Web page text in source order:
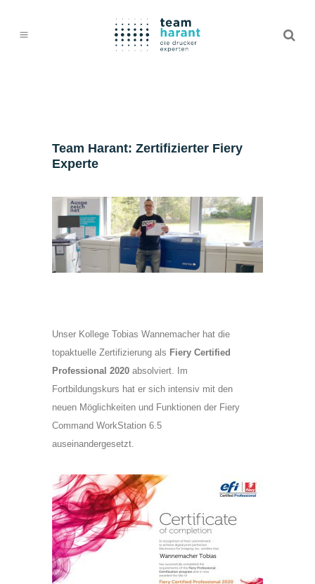
Team Harant: Zertifizierter Fiery
Experte
Unser Kollege Tobias Wannemacher hat die
topaktuelle Zertifizierung als Fiery Certified
Professional 2020 absolviert. Im
Fortbildungskurs hat er sich intensiv mit den
neuen Möglichkeiten und Funktionen der Fiery
Command WorkStation 6.5
auseinandergesetzt.